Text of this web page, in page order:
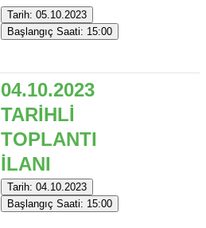
Tarih: 05.10.2023
Başlangıç Saati: 15:00
04.10.2023
TARİHLİ
TOPLANTI
İLANI
Tarih: 04.10.2023
Başlangıç Saati: 15:00